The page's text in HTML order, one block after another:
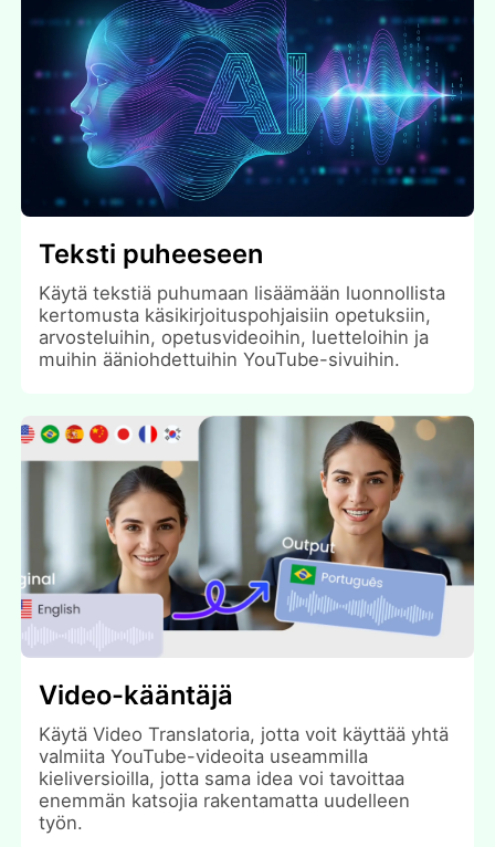
Teksti puheeseen
Käytä tekstiä puhumaan lisäämään luonnollista
kertomusta käsikirjoituspohjaisiin opetuksiin,
arvosteluihin, opetusvideoihin, luetteloihin ja
muihin ääniohdettuihin YouTube-sivuihin.
Video-kääntäjä
Käytä Video Translatoria, jotta voit käyttää yhtä
valmiita YouTube-videoita useammilla
kieliversioilla, jotta sama idea voi tavoittaa
enemmän katsojia rakentamatta uudelleen
työn.